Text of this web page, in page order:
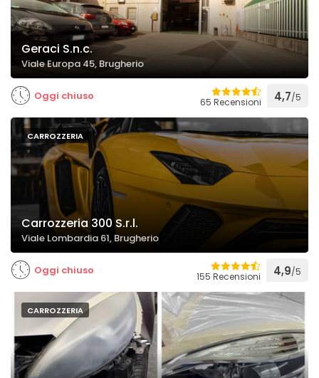
Geraci S.n.c.
Viale Europa 45, Brugherio
Oggi chiuso 65 Recensioni 4,7/5
CARROZZERIA
Carrozzeria 300 S.r.l.
Viale Lombardia 61, Brugherio
Oggi chiuso 155 Recensioni 4,9/5
CARROZZERIA